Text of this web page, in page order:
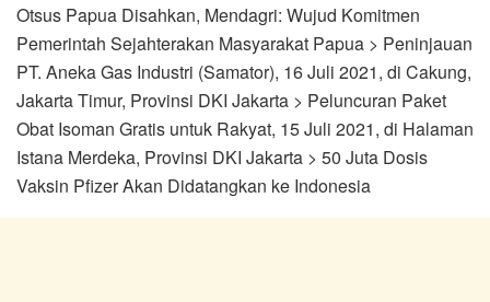
Otsus Papua Disahkan, Mendagri: Wujud Komitmen
Pemerintah Sejahterakan Masyarakat Papua > Peninjauan
PT. Aneka Gas Industri (Samator), 16 Juli 2021, di Cakung,
Jakarta Timur, Provinsi DKI Jakarta > Peluncuran Paket
Obat Isoman Gratis untuk Rakyat, 15 Juli 2021, di Halaman
Istana Merdeka, Provinsi DKI Jakarta > 50 Juta Dosis
Vaksin Pfizer Akan Didatangkan ke Indonesia